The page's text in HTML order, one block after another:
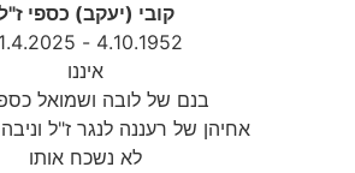
קובי (יעקב) כספי
4.10.1952 - 11.4.2025
איננו
בנם של לובה ושמואל
אחיהן של רעננה לנגר ז"ל
לא נשכח אותו